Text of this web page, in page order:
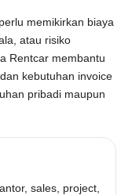
memikirkan biaya
atau risiko
Rentcar membantu
kebutuhan invoice
pribadi maupun
sales, project,